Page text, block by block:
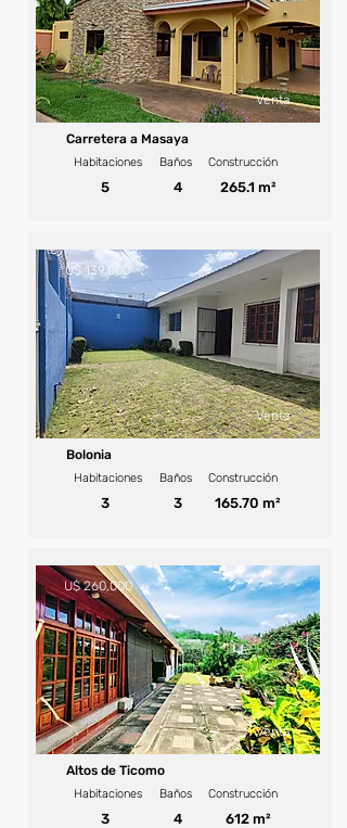
Venta
Carretera a Masaya
Habitaciones Baños Construcción
5 4 265.1 m²
Venta
U$ 139,000
Bolonia
Habitaciones Baños Construcción
3 3 165.70 m²
Venta
U$ 260,000
Altos de Ticomo
Habitaciones Baños Construcción
3 4 612 m²